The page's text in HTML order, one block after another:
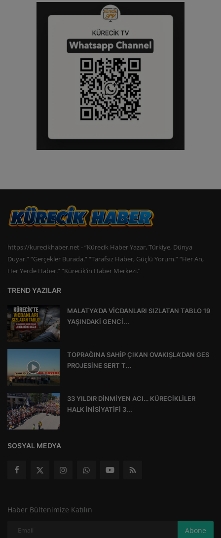
https://kurecikhaber.net - “Kürecik Haber Yazar, Türkiye, Dünya
Duyar.” “Gerçekler Burada.” “Tarafsız Haber, Güçlü Yorum.” “Her An,
Her Yerde Haber.” “Kürecik’in Haber Merkezi.”
TREND YAZILAR
MALATYA’DA VİCDANLARI SIZLATAN TABLO 19
YAŞINDAKİ GENCİ...
TOPRAĞINA SAHİP ÇIKAN OVAKIŞLA’DAN GES
PROJESİNE SERT T...
33 YILDIR DİNMİYEN ACI… KÜRECİKLİLER
HALK İNİSİYATİFİ 3...
SOSYAL MEDYA
Haber Bültenimize Katılın
Abone